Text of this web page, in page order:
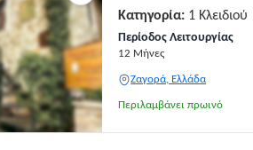
Κατηγορία: 1 Κλειδιού
Περίοδος Λειτουργίας
12 Μήνες
Ζαγορά, Ελλάδα
Περιλαμβάνει πρωινό